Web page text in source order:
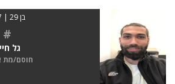
בן 29 | 187
#
גל
חוסם/מת